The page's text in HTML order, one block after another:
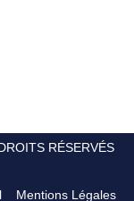
RÉSERVÉS
Mentions Légales